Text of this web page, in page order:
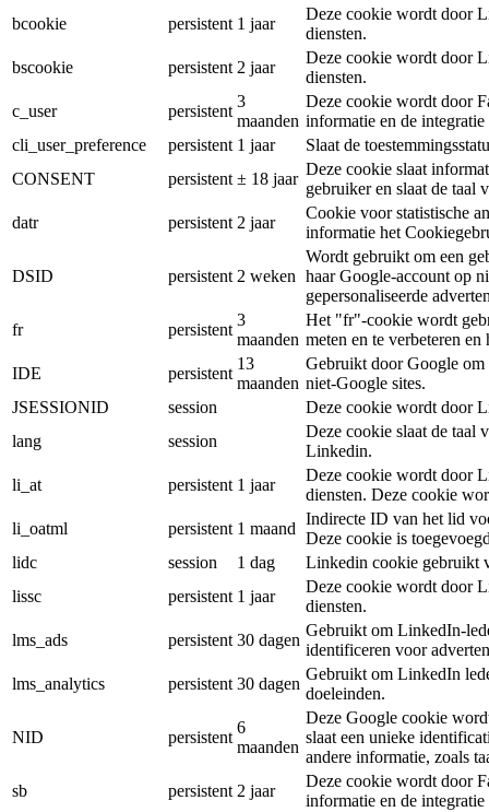
bcookie
persistent 1 jaar
Deze cookie wordt door
diensten.
bscookie
persistent 2 jaar
Deze cookie wordt door
diensten.
c_user
persistent
3
maanden
Deze cookie wordt door
informatie en de
cli_user_preference
persistent 1 jaar
Slaat de
CONSENT
persistent ± 18 jaar
Deze cookie slaat
gebruiker en slaat de taal
datr
persistent 2 jaar
Cookie voor statistische
informatie het
DSID persistent 2 weken
Wordt gebruikt om een
haar Google-account op
gepersonaliseerde
fr
persistent
3
maanden
Het "fr"-cookie wordt
meten en te verbeteren
IDE
persistent
13
maanden
Gebruikt door Google om
niet-Google sites.
JSESSIONID
session
Deze cookie wordt door
lang
session
Deze cookie slaat de taal
Linkedin.
li_at
persistent 1 jaar
Deze cookie wordt door
diensten. Deze cookie
li_oatml
persistent 1 maand
Indirecte ID van het lid
Deze cookie is
lidc
session 1 dag
Linkedin cookie gebruikt
lissc
persistent 1 jaar
Deze cookie wordt door
diensten.
lms_ads
persistent 30 dagen
Gebruikt om LinkedIn-
identificeren voor
lms_analytics
persistent 30 dagen
Gebruikt om LinkedIn
doeleinden.
NID persistent
6
maanden
Deze Google cookie
slaat een unieke
andere informatie, zoals
sb
persistent 2 jaar
Deze cookie wordt door
informatie en de